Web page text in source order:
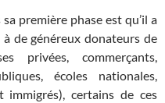
première phase est qu’il a
de généreux donateurs de
privées, commerçants,
écoles nationales,
certains de ces